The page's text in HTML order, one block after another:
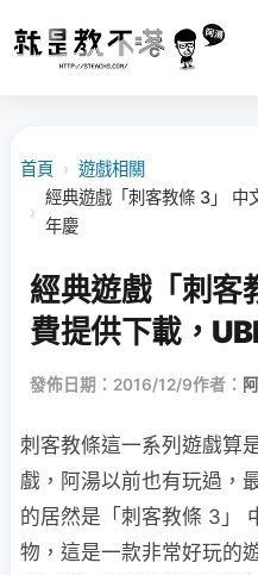
首頁 › 遊戲相關
›
經典遊戲「刺客教條 3」 中
年慶
經典遊戲「刺客
費提供下載，
發佈日期：2016/12/9作者：
刺客教條這一系列遊戲算
戲，阿湯以前也有玩過，
的居然是「刺客教條 3」
物，這是一款非常好玩的